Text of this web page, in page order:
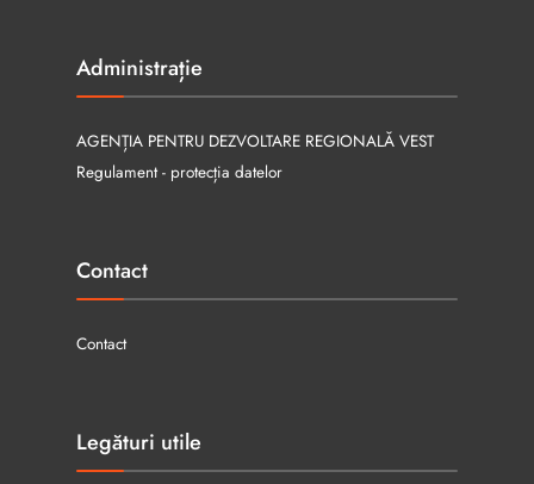
Administrație
AGENȚIA PENTRU DEZVOLTARE REGIONALĂ VEST
Regulament - protecția datelor
Contact
Contact
Legături utile